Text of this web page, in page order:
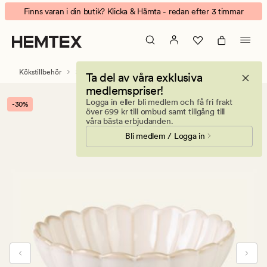
Rose
skål
Animerad
banner.
Klicka
på
att
pausa.
Finns varan i din butik? Klicka & Hämta - redan efter 3 timmar
Ta del av våra exklusiva
medlemspriser!
Logga in eller bli medlem och få fri frakt
över 699 kr till ombud samt tillgång till
våra bästa erbjudanden.
Bli medlem / Logga in
Kökstillbehör Servis Tallrikar & skålar
-30%